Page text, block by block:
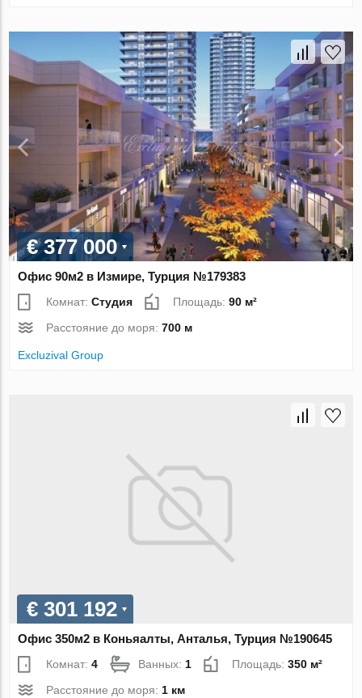
€ 377 000
Офис 90м2 в Измире, Турция №179383
Комнат:Студия Площадь:90 м²
Расстояние до моря:700 м
Excluzival Group
€ 301 192
Офис 350м2 в Коньяалты, Анталья, Турция №190645
Комнат:4 Ванных:1 Площадь:350 м²
Расстояние до моря:1 км